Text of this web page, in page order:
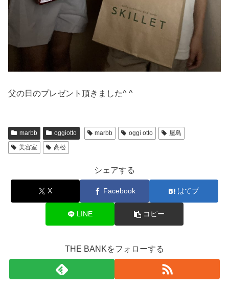
父の日のプレゼント頂きました^ ^
marbb oggiotto marbb oggi otto
屋島
美容室
高松
シェアする
X Facebook はてブ
LINE コピー
THE BANKをフォローする